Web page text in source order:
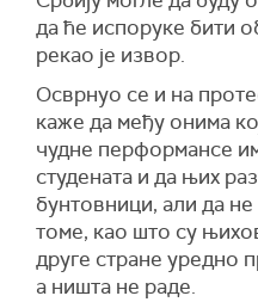
да ће испоруке бити
рекао је извор.
Осврнуо се и на
каже да међу онима
чудне перформансе
студената и да њих
бунтовници, али да
томе, као што су
друге стране уредно
а ништа не раде.